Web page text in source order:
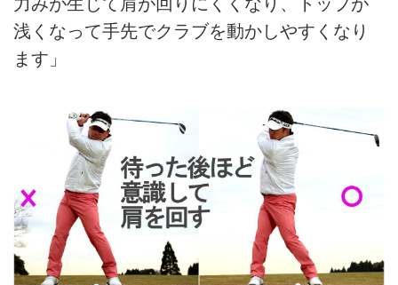
浅くなって手先でクラブを動かしやすくなり
ます」